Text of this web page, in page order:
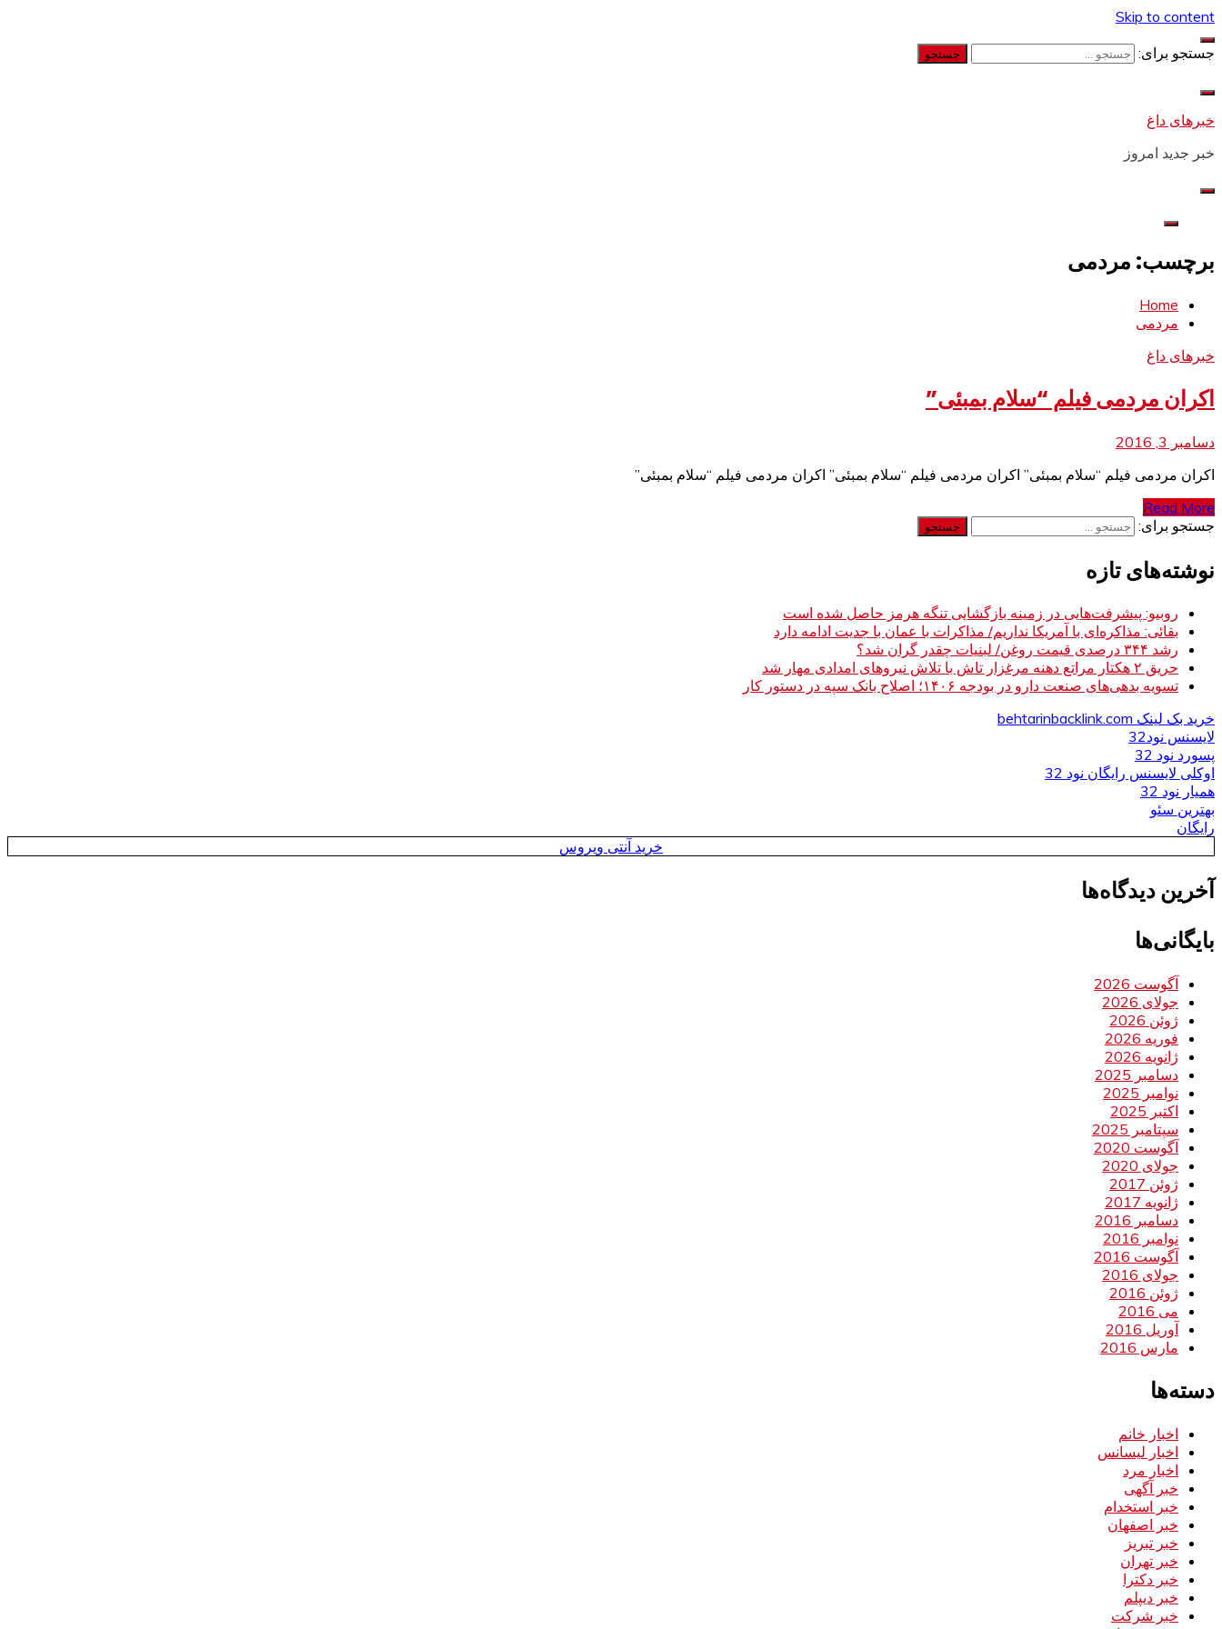
Skip to content
جستجو برای:
خبرهای داغ
خبر جدید امروز
برچسب: مردمی
Home
مردمی
خبرهای داغ
اکران مردمی فیلم “سلام بمبئی”
دسامبر 3, 2016
اکران مردمی فیلم “سلام بمبئی” اکران مردمی فیلم “سلام بمبئی” اکران مردمی فیلم “سلام بمبئی”
Read More
جستجو برای:
نوشته‌های تازه
روبیو: پیشرفت‌هایی در زمینه بازگشایی تنگه هرمز حاصل شده است
بقائی: مذاکره‌ای با آمریکا نداریم/ مذاکرات با عمان با جدیت ادامه دارد
رشد ۳۴۴ درصدی قیمت روغن/ لبنیات چقدر گران شد؟
حریق ۲ هکتار مراتع دهنه مرغزار تاش با تلاش نیروهای امدادی مهار شد
تسویه بدهی‌های صنعت دارو در بودجه ۱۴۰۶؛ اصلاح بانک سپه در دستور کار
خرید بک لینک behtarinbacklink.com
لایسنس نود32
پسورد نود 32
اوکلی لایسنس رایگان نود 32
همیار نود 32
بهترین سئو
رایگان
خرید آنتی ویروس
آخرین دیدگاه‌ها
بایگانی‌ها
آگوست 2026
جولای 2026
ژوئن 2026
فوریه 2026
ژانویه 2026
دسامبر 2025
نوامبر 2025
اکتبر 2025
سپتامبر 2025
آگوست 2020
جولای 2020
ژوئن 2017
ژانویه 2017
دسامبر 2016
نوامبر 2016
آگوست 2016
جولای 2016
ژوئن 2016
می 2016
آوریل 2016
مارس 2016
دسته‌ها
اخبار خانم
اخبار لیسانس
اخبار مرد
خبر آگهی
خبر استخدام
خبر اصفهان
خبر تبریز
خبر تهران
خبر دکترا
خبر دیپلم
خبر شرکت